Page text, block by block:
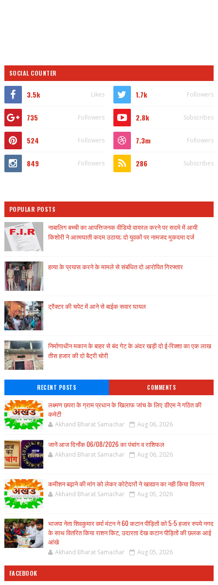
SOCIAL COUNTER
3.5k Likes 1.7k Followers
735 Followers 2.8k Subscribes
524 Followers 7.3m Followers
849 Followers 286 Subscribes
POPULAR POSTS
नाबालिग बच्ची का आपत्तिजनक वीडियो वायरल करने पर सदमे में आयी
किशोरी ने आत्मघाती कदम उठाया; दो युवकों पर नामजद मुकदमा दर्ज
हत्या के प्रयास करने के मामले से संबंधित दो आरोपित गिरफ्तार
ट्रैक्टर की चपेट में आने से बाईक सवार घायल
निर्माणाधीन मकान के बाहर से बंद गेट के अंदर खड़ी दो ई-रिक्शा का एक लाख
तीस हजार की दो बैट्री चोरी
RECENT POSTS COMMENTS
लक्ष्मण छपरा के ग्राम प्रधान के खिलाफ जांच के लिए डीएम ने गठित की
कमेटी
Akhand Bharat Samachar Aug 06, 2026
जानें आज दिनाँक 06/08/2026 का पंचांग व राशिफल
Akhand Bharat Samachar Aug 06, 2026
कमीशन बढ़ाने की मांग को लेकर कोटेदारों ने खाद्यान का नही किया वितरण
Akhand Bharat Samachar Aug 05, 2026
भाजपा नेता शिवकुमार वर्मा मंटन ने 60 कटान पीड़ितों को 5-5 हजार रुपये नगद
के साथ वितरित किया राशन किट, उदारता देख कटान पीड़ितों की छलक आई
आंखे
Akhand Bharat Samachar Aug 05, 2026
FACEBOOK